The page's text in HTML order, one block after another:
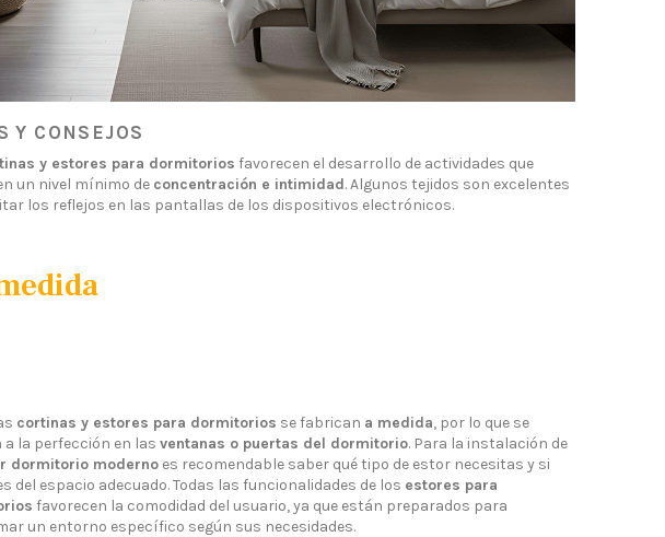
Y CONSEJOS
y estores para dormitorios favorecen el desarrollo de actividades que
un nivel mínimo de concentración e intimidad. Algunos tejidos son excelentes
los reflejos en las pantallas de los dispositivos electrónicos.
cortinas y estores para dormitorios se fabrican a medida, por lo que se
la perfección en las ventanas o puertas del dormitorio. Para la instalación de
dormitorio moderno es recomendable saber qué tipo de estor necesitas y si
del espacio adecuado. Todas las funcionalidades de los estores para
favorecen la comodidad del usuario, ya que están preparados para
un entorno específico según sus necesidades.